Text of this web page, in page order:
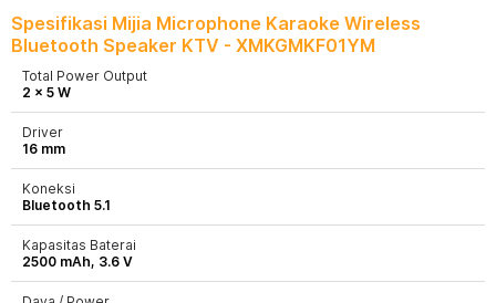
Spesifikasi Mijia Microphone Karaoke Wireless
Bluetooth Speaker KTV - XMKGMKF01YM
Total Power Output
2 x 5 W
Driver
16 mm
Koneksi
Bluetooth 5.1
Kapasitas Baterai
2500 mAh, 3.6 V